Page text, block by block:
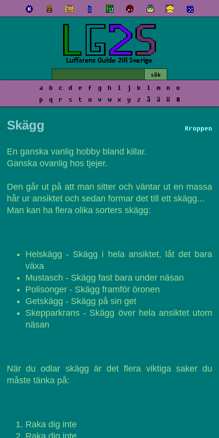
a b c d e f g h i j k l m n
o
p
q r s t u v w x y z å ä ö #
Kroppen
Skägg
En ganska vanlig hobby bland killar.
Ganska ovanlig hos tjejer.
Den går ut på att man sitter och väntar ut en massa
hår ur ansiktet och sedan formar det till ett skägg...
Man kan ha flera olika sorters skägg:
Helskägg - Skägg i hela ansiktet, låt det bara
växa
Mustasch - Skägg fast bara under näsan
Polisonger - Skägg framför öronen
Getskägg - Skägg på sin get
Skepparkrans - Skägg över hela ansiktet utom
näsan
När du odlar skägg är det flera viktiga saker du
måste tänka på:
Raka dig inte
Raka dig inte